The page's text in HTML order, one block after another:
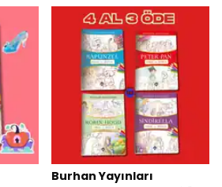
Burhan Yayınları